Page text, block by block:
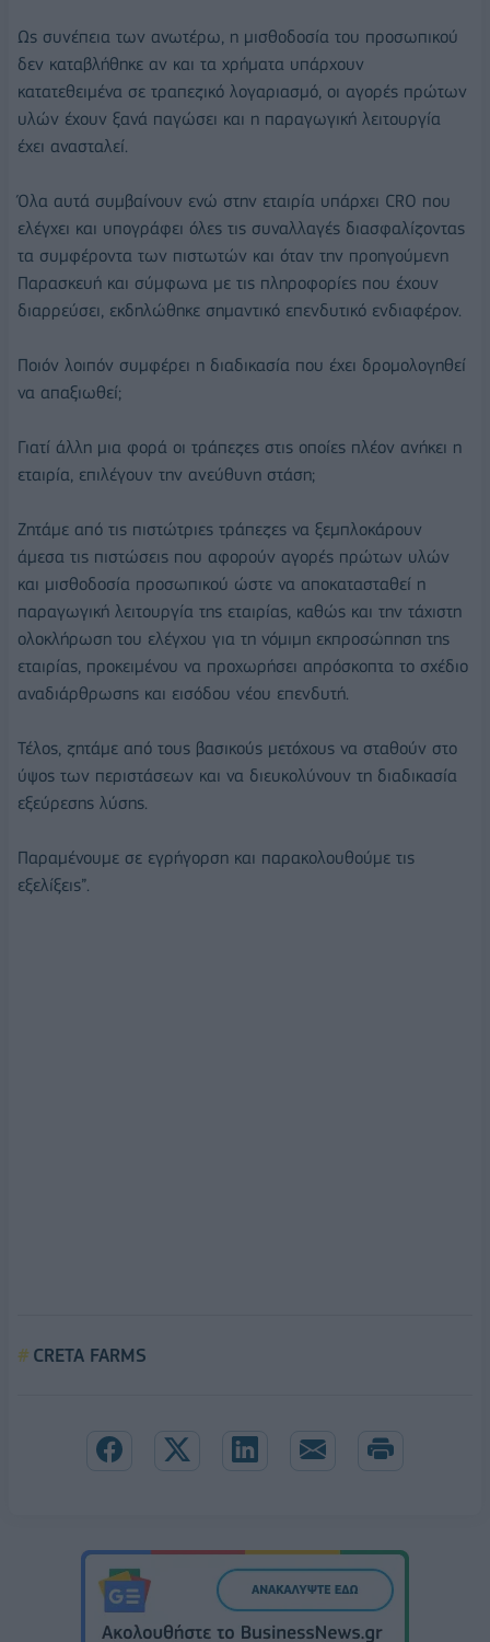
Ως συνέπεια των ανωτέρω, η μισθοδοσία του προσωπικού
δεν καταβλήθηκε αν και τα χρήματα υπάρχουν
κατατεθειμένα σε τραπεζικό λογαριασμό, οι αγορές πρώτων
υλών έχουν ξανά παγώσει και η παραγωγική λειτουργία
έχει ανασταλεί.
Όλα αυτά συμβαίνουν ενώ στην εταιρία υπάρχει CRO που
ελέγχει και υπογράφει όλες τις συναλλαγές διασφαλίζοντας
τα συμφέροντα των πιστωτών και όταν την προηγούμενη
Παρασκευή και σύμφωνα με τις πληροφορίες που έχουν
διαρρεύσει, εκδηλώθηκε σημαντικό επενδυτικό ενδιαφέρον.
Ποιόν λοιπόν συμφέρει η διαδικασία που έχει δρομολογηθεί
να απαξιωθεί;
Γιατί άλλη μια φορά οι τράπεζες στις οποίες πλέον ανήκει η
εταιρία, επιλέγουν την ανεύθυνη στάση;
Ζητάμε από τις πιστώτριες τράπεζες να ξεμπλοκάρουν
άμεσα τις πιστώσεις που αφορούν αγορές πρώτων υλών
και μισθοδοσία προσωπικού ώστε να αποκατασταθεί η
παραγωγική λειτουργία της εταιρίας, καθώς και την τάχιστη
ολοκλήρωση του ελέγχου για τη νόμιμη εκπροσώπηση της
εταιρίας, προκειμένου να προχωρήσει απρόσκοπτα το σχέδιο
αναδιάρθρωσης και εισόδου νέου επενδυτή.
Τέλος, ζητάμε από τους βασικούς μετόχους να σταθούν στο
ύψος των περιστάσεων και να διευκολύνουν τη διαδικασία
εξεύρεσης λύσης.
Παραμένουμε σε εγρήγορση και παρακολουθούμε τις
εξελίξεις”.
CRETA FARMS